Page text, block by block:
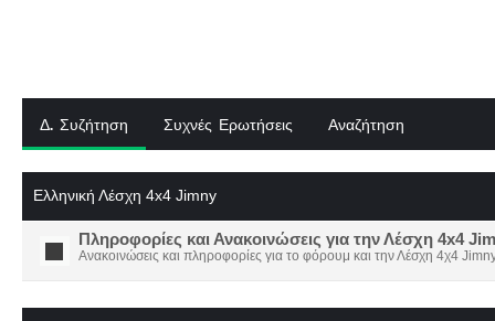
Δ. Συζήτηση Συχνές Ερωτήσεις Αναζήτηση
Ελληνική Λέσχη 4x4 Jimny
Πληροφορίες και Ανακοινώσεις για την Λέσχη 4x4
Ανακοινώσεις και πληροφορίες για το φόρουμ και την Λέσχη 4χ4